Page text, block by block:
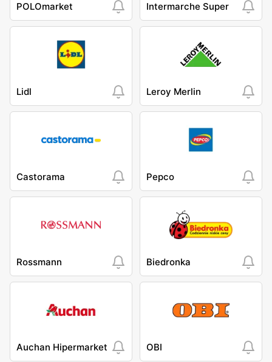
POLOmarket Intermarche Super
Lidl Leroy Merlin
Castorama Pepco
Rossmann Biedronka
Auchan Hipermarket OBI